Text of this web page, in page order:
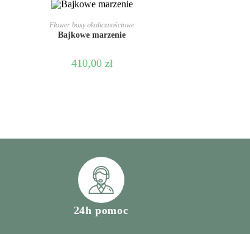
DODAJ DO KOSZYKA
Flower boxy okolicznościowe
Bajkowe marzenie
410,00 zł
24h pomoc